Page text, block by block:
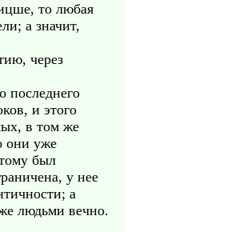
то любая
а значит,
через
последнего
и этого
в том же
они уже
был
у нее
а
людьми вечно.